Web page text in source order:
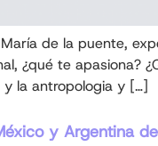
de la puente,
¿qué te apasiona?
la antropologia y […]
y Argentina